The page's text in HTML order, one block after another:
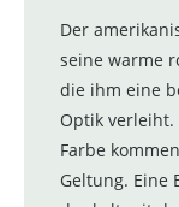
Der
seine warme
die ihm eine
Optik
Farbe
Geltung. Eine